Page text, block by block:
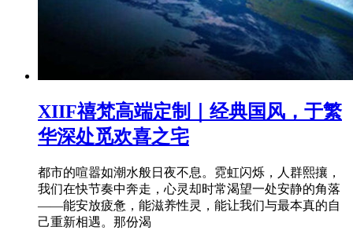
XIIF禧梵高端定制｜经典国风，于繁
华深处觅欢喜之宅
都市的喧嚣如潮水般日夜不息。霓虹闪烁，人群熙攘，
我们在快节奏中奔走，心灵却时常渴望一处安静的角落
——能安放疲惫，能滋养性灵，能让我们与最本真的自
己重新相遇。那份渴